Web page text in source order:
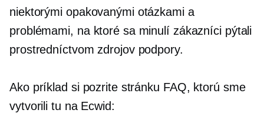
niektorými opakovanými otázkami a
problémami, na ktoré sa minulí zákazníci pýtali
prostredníctvom zdrojov podpory.
Ako príklad si pozrite stránku FAQ, ktorú sme
vytvorili tu na Ecwid: